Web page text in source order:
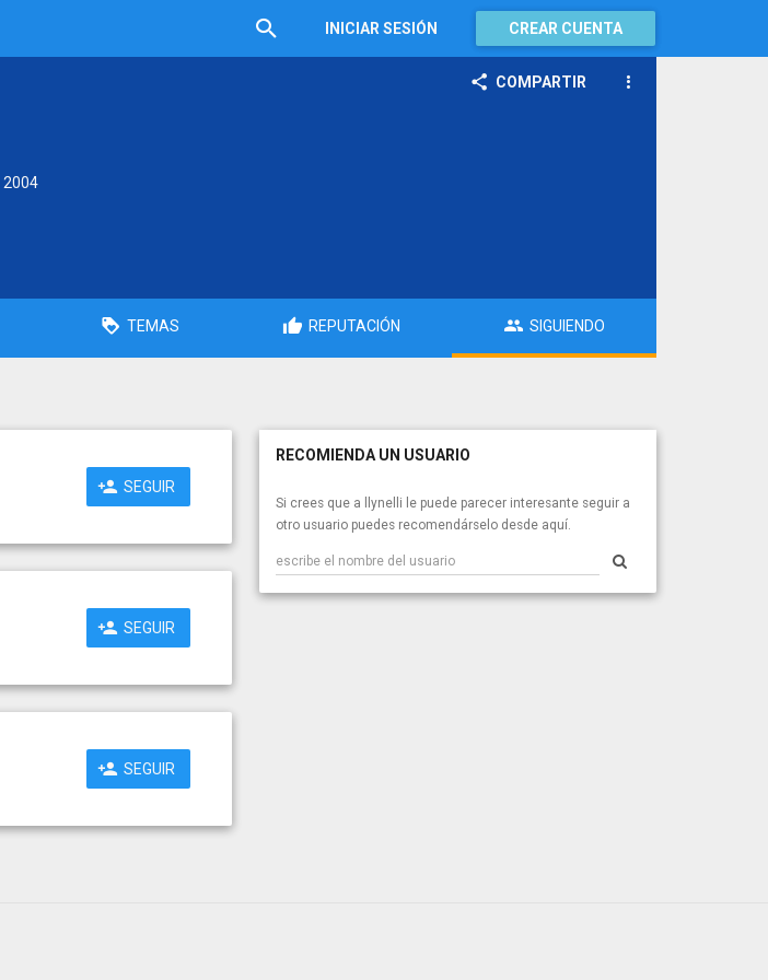
INICIAR SESIÓN CREAR CUENTA
COMPARTIR
2004
TEMAS REPUTACIÓN SIGUIENDO
SEGUIR
SEGUIR
SEGUIR
RECOMIENDA UN USUARIO
Si crees que a llynelli le puede parecer interesante seguir a
otro usuario puedes recomendárselo desde aquí.